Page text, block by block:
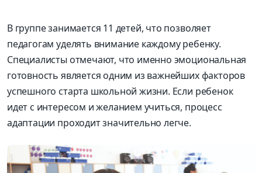
В группе занимается 11 детей, что позволяет
педагогам уделять внимание каждому ребенку.
Специалисты отмечают, что именно эмоциональная
готовность является одним из важнейших факторов
успешного старта школьной жизни. Если ребенок
идет с интересом и желанием учиться, процесс
адаптации проходит значительно легче.